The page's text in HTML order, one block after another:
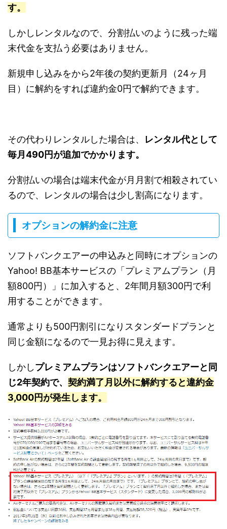
す。
しかしレンタルなので、分割払いのように残った端
末代金を支払う必要はありません。
新規申し込みをから2年後の契約更新月（24ヶ月
目）に解約をすれば違約金0円で解約できます。
その代わりレンタルした場合は、 レンタル代として
毎月490円が追加でかかります。
分割払いの場合は端末代金が月月割で相殺されてい
るので、レンタルの場合は少し割高になります。
オプションの解約金に注意
ソフトバンクエアーの申込みと同時にオプションの
Yahoo! BB基本サービスの「プレミアムプラン（月
額800円）」に加入すると、2年間月額300円で利
用することができます。
通常よりも500円割引になりスタンダードプランと
同じ金額になるので一見お得に見えます。
しかしプレミアムプランはソフトバンクエアーと同
じ2年契約で、 契約満了月以外に解約すると違約金
3,000円が発生します。